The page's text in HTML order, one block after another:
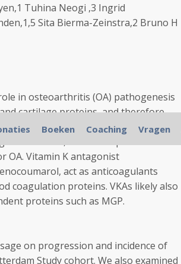
Tuhina Neogi ,3 Ingrid
Sita Bierma-Zeinstra,2 Bruno H
in osteoarthritis (OA) pathogenesis
cartilage proteins, and therefore
variant in a vitamin K-dependent
OA. Vitamin K antagonist
act as anticoagulants
coagulation proteins. VKAs likely also
proteins such as MGP.
on progression and incidence of
Study cohort. We also examined
Boeken Coaching Vragen